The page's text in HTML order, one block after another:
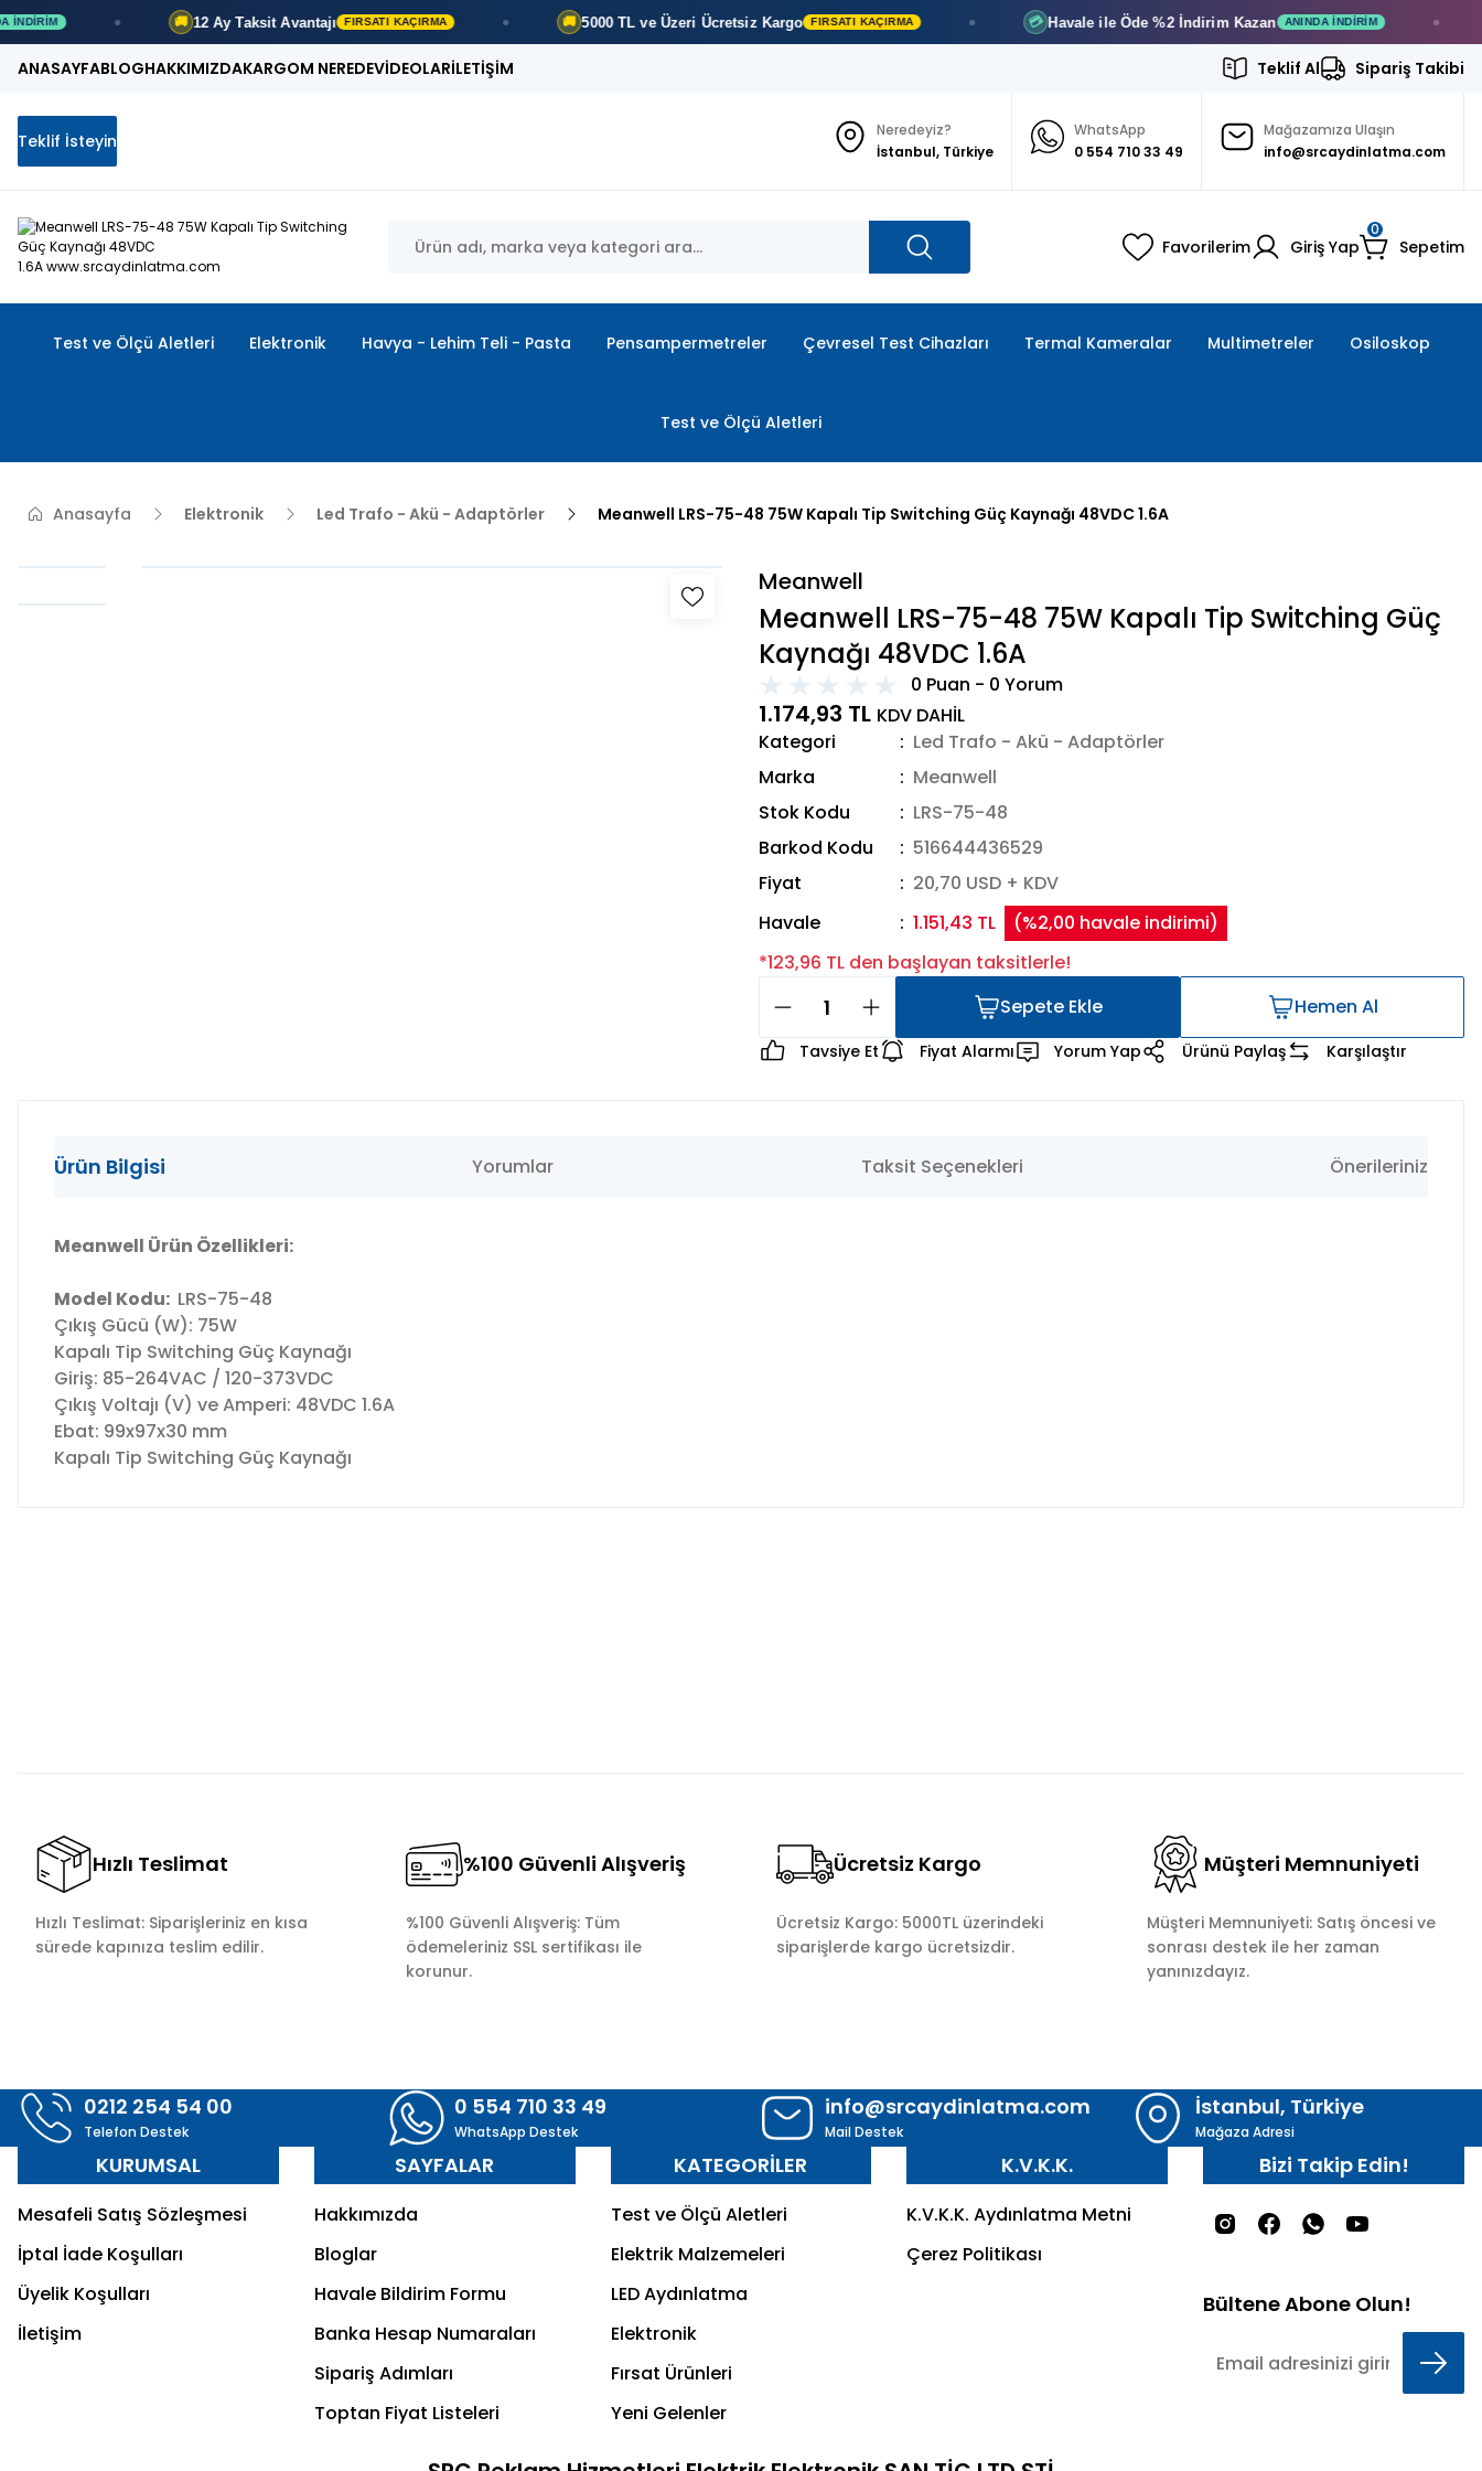
🚚 Taksit Avantajı FIRSATI KAÇIRMA 🚚 5000 TL ve ÜzeriÜcretsiz Kargo FIRSATI KAÇIRMA 💳 Havale ile Öde%2 İndirimKazan ANINDA İNDIRIM 🚚
ANASAYFABLOGHAKKIMIZDAKARGOM NEREDEVİDEOLARİLETİŞİM Teklif Al Sipariş Takibi
Teklif İsteyin
Neredeyiz?
İstanbul, Türkiye
WhatsApp
0 554 710 33 49
Mağazamıza Ulaşın
info@srcaydinlatma.com
Favorilerim Giriş Yap Sepetim
0
Test ve Ölçü Aletleri Elektronik Havya - Lehim Teli - Pasta Pensampermetreler Çevresel Test Cihazları Termal Kameralar Multimetreler Osiloskop
Test ve Ölçü Aletleri
Anasayfa Elektronik Led Trafo - Akü - Adaptörler Meanwell LRS-75-48 75W Kapalı Tip Switching Güç Kaynağı 48VDC 1.6A
Meanwell
Meanwell LRS-75-48 75W Kapalı Tip Switching Güç
Kaynağı 48VDC 1.6A
0 Puan - 0 Yorum
1.174,93 TL KDV DAHİL
Kategori
Led Trafo - Akü - Adaptörler
Marka
Meanwell
Stok Kodu
LRS-75-48
Barkod Kodu
516644436529
Fiyat
20,70 USD + KDV
Havale
1.151,43 TL
(%2,00 havale indirimi)
*123,96 TL den başlayan taksitlerle!
Sepete Ekle
Sepete Ekle
Hemen Al
Hemen Al
Tavsiye Et Fiyat Alarmı Yorum Yap Ürünü Paylaş Karşılaştır
Ürün Bilgisi Yorumlar Taksit Seçenekleri Önerileriniz
Meanwell Ürün Özellikleri:
Model Kodu: LRS-75-48
Çıkış Gücü (W): 75W
Kapalı Tip Switching Güç Kaynağı
Giriş: 85-264VAC / 120-373VDC
Çıkış Voltajı (V) ve Amperi: 48VDC 1.6A
Ebat: 99x97x30 mm
Kapalı Tip Switching Güç Kaynağı
Hızlı Teslimat
Hızlı Teslimat: Siparişleriniz en kısa
sürede kapınıza teslim edilir.
%100 Güvenli Alışveriş
%100 Güvenli Alışveriş: Tüm
ödemeleriniz SSL sertifikası ile
korunur.
Ücretsiz Kargo
Ücretsiz Kargo: 5000TL üzerindeki
siparişlerde kargo ücretsizdir.
Müşteri Memnuniyeti
Müşteri Memnuniyeti: Satış öncesi ve
sonrası destek ile her zaman
yanınızdayız.
0212 254 54 00
Telefon Destek
0 554 710 33 49
WhatsApp Destek
info@srcaydinlatma.com
Mail Destek
İstanbul, Türkiye
Mağaza Adresi
KURUMSAL
Mesafeli Satış Sözleşmesi
İptal İade Koşulları
Üyelik Koşulları
İletişim
SAYFALAR
Hakkımızda
Bloglar
Havale Bildirim Formu
Banka Hesap Numaraları
Sipariş Adımları
Toptan Fiyat Listeleri
KATEGORİLER
Test ve Ölçü Aletleri
Elektrik Malzemeleri
LED Aydınlatma
Elektronik
Fırsat Ürünleri
Yeni Gelenler
K.V.K.K.
K.V.K.K. Aydınlatma Metni
Çerez Politikası
Bizi Takip Edin!
Bültene Abone Olun!